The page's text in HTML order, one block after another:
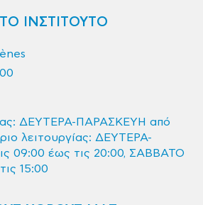
ΙΝΣΤΙΤΟΥΤΟ
ΔΕΥΤΕΡΑ-ΠΑΡΑΣΚΕΥΗ από
λειτουργίας: ΔΕΥΤΕΡΑ-
09:00 έως τις 20:00, ΣΑΒΒΑΤΟ
15:00